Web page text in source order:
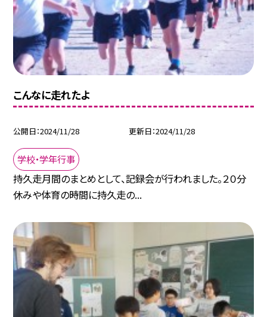
こんなに走れたよ
公開日 2024/11/28 更新日 2024/11/28
学校・学年行事
持久走月間のまとめとして、記録会が行われました。２０分
休みや体育の時間に持久走の...